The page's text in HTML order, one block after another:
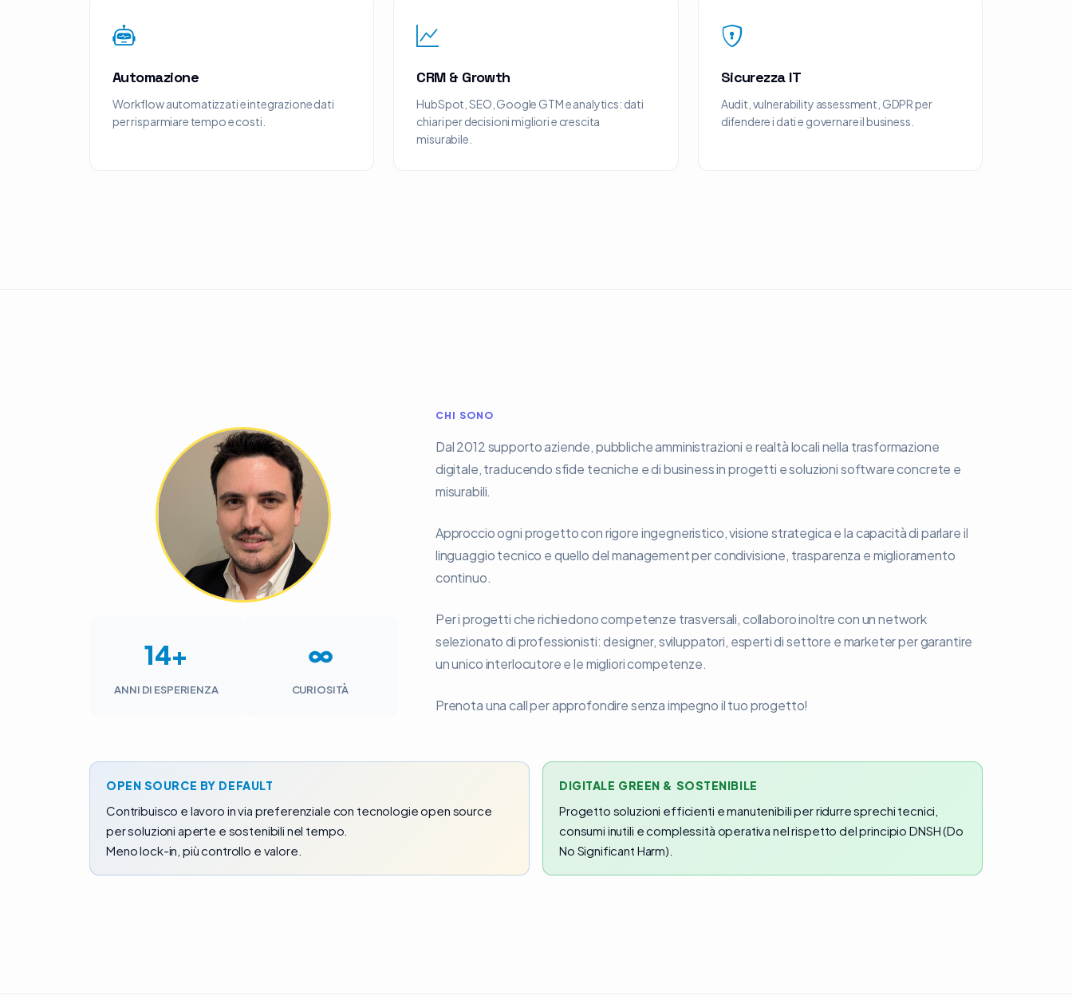
Automazione
Workflow automatizzati e integrazione dati
per risparmiare tempo e costi.
CRM & Growth
HubSpot, SEO, Google GTM e analytics: dati
chiari per decisioni migliori e crescita
misurabile.
Sicurezza IT
Audit, vulnerability assessment, GDPR per
difendere i dati e governare il business.
14+
ANNI DI ESPERIENZA
∞
CURIOSITÀ
CHI SONO
Dal 2012 supporto aziende, pubbliche amministrazioni e realtà locali nella trasformazione
digitale, traducendo sfide tecniche e di business in progetti e soluzioni software concrete e
misurabili.
Approccio ogni progetto con rigore ingegneristico, visione strategica e la capacità di parlare il
linguaggio tecnico e quello del management per condivisione, trasparenza e miglioramento
continuo.
Per i progetti che richiedono competenze trasversali, collaboro inoltre con un network
selezionato di professionisti: designer, sviluppatori, esperti di settore e marketer per garantire
un unico interlocutore e le migliori competenze.
Prenota una call per approfondire senza impegno il tuo progetto!
OPEN SOURCE BY DEFAULT
Contribuisco e lavoro in via preferenziale con tecnologie open source
per soluzioni aperte e sostenibili nel tempo.
Meno lock-in, più controllo e valore.
DIGITALE GREEN & SOSTENIBILE
Progetto soluzioni efficienti e manutenibili per ridurre sprechi tecnici,
consumi inutili e complessità operativa nel rispetto del principio DNSH (Do
No Significant Harm).